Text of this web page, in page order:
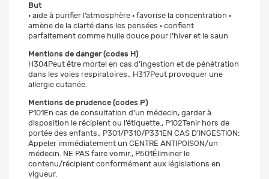
But
· aide à purifier l’atmosphère · favorise la concentration ·
amène de la clarté dans les pensées · confient
parfaitement comme huile douce pour l’hiver et le saun
Mentions de danger (codes H)
H304Peut être mortel en cas d’ingestion et de pénétration
dans les voies respiratoires., H317Peut provoquer une
allergie cutanée.
Mentions de prudence (codes P)
P101En cas de consultation d’un médecin, garder à
disposition le récipient ou l’étiquette., P102Tenir hors de
portée des enfants., P301/P310/P331EN CAS D’INGESTION:
Appeler immédiatement un CENTRE ANTIPOISON/un
médecin. NE PAS faire vomir., P501Éliminer le
contenu/récipient conformément aux législations en
vigueur.